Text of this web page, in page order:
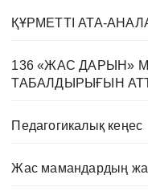
ҚҰРМЕТТІ АТА-
136 «ЖАС ДАРЫН»
ТАБАЛДЫРЫҒЫН
Педагогикалық кеңес
Жас мамандардың